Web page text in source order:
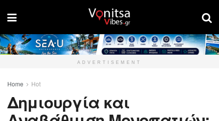
ADVERTISEMENT
Home Hot
Δημιουργία και